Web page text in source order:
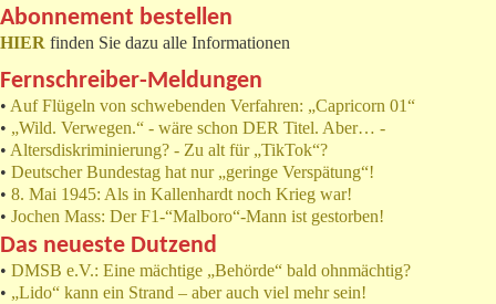
Abonnement bestellen
HIER finden Sie dazu alle Informationen
Fernschreiber-Meldungen
• Auf Flügeln von schwebenden Verfahren: „Capricorn 01“
• „Wild. Verwegen.“ - wäre schon DER Titel. Aber… -
• Altersdiskriminierung? - Zu alt für „TikTok“?
• Deutscher Bundestag hat nur „geringe Verspätung“!
• 8. Mai 1945: Als in Kallenhardt noch Krieg war!
• Jochen Mass: Der F1-“Malboro“-Mann ist gestorben!
Das neueste Dutzend
• DMSB e.V.: Eine mächtige „Behörde“ bald ohnmächtig?
• „Lido“ kann ein Strand – aber auch viel mehr sein!